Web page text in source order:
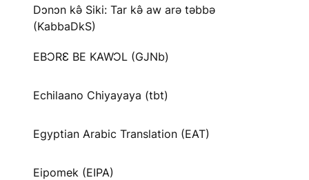
Dɔnɔn kə̂ Siki: Tar kə̂ aw arə təbbə
(KabbaDkS)
EBƆRƐ BE KAWƆL (GJNb)
Echilaano Chiyayaya (tbt)
Egyptian Arabic Translation (EAT)
Eipomek (EIPA)